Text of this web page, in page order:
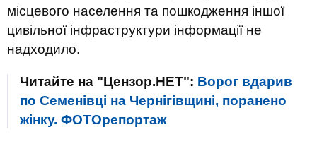
місцевого населення та пошкодження іншої
цивільної інфраструктури інформації не
надходило.
Читайте на "Цензор.НЕТ": Ворог вдарив
по Семенівці на Чернігівщині, поранено
жінку. ФОТОрепортаж